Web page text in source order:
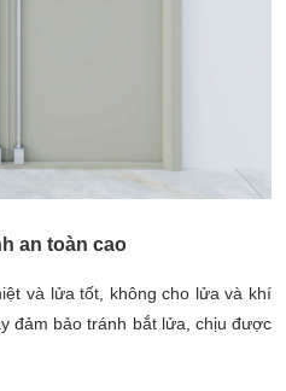
an toàn cao
và lửa tốt, không cho lửa và khí
đảm bảo tránh bắt lửa, chịu được